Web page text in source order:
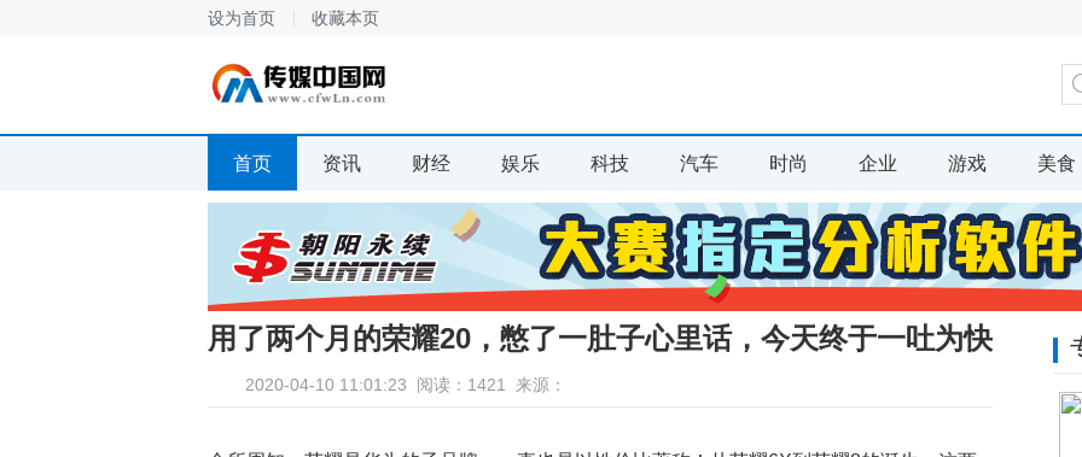
设为首页 收藏本页
首页 资讯 财经 娱乐 科技 汽车 时尚 企业 游戏 美食
用了两个月的荣耀20，憋了一肚子心里话，今天终于一吐为快
2020-04-10 11:01:23 阅读：1421 来源：